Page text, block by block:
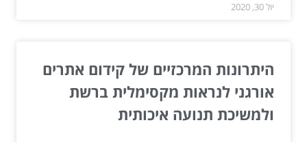
יול 30, 2020
היתרונות המרכזיים של קידום אתרים
אורגני לנראות מקסימלית ברשת
ולמשיכת תנועה איכותית